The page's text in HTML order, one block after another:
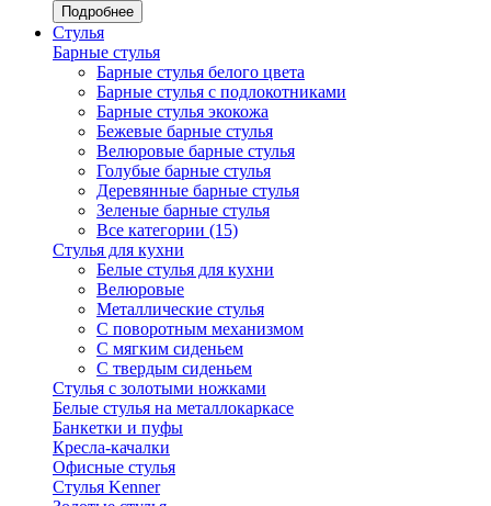
Подробнее
Стулья
Барные стулья
Барные стулья белого цвета
Барные стулья с подлокотниками
Барные стулья экокожа
Бежевые барные стулья
Велюровые барные стулья
Голубые барные стулья
Деревянные барные стулья
Зеленые барные стулья
Все категории (15)
Стулья для кухни
Белые стулья для кухни
Велюровые
Металлические стулья
С поворотным механизмом
С мягким сиденьем
С твердым сиденьем
Стулья с золотыми ножками
Белые стулья на металлокаркасе
Банкетки и пуфы
Кресла-качалки
Офисные стулья
Стулья Kenner